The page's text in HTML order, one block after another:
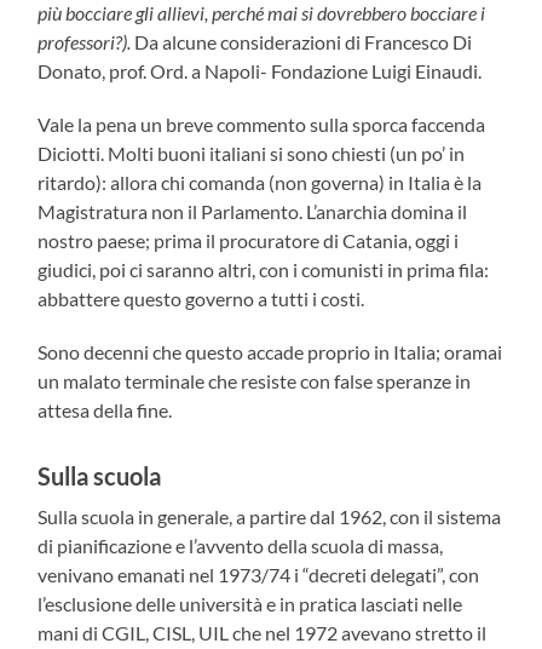
più bocciare gli allievi, perché mai si dovrebbero bocciare i
professori?). Da alcune considerazioni di Francesco Di
Donato, prof. Ord. a Napoli- Fondazione Luigi Einaudi.
Vale la pena un breve commento sulla sporca faccenda
Diciotti. Molti buoni italiani si sono chiesti (un po’ in
ritardo): allora chi comanda (non governa) in Italia è la
Magistratura non il Parlamento. L’anarchia domina il
nostro paese; prima il procuratore di Catania, oggi i
giudici, poi ci saranno altri, con i comunisti in prima fila:
abbattere questo governo a tutti i costi.
Sono decenni che questo accade proprio in Italia; oramai
un malato terminale che resiste con false speranze in
attesa della fine.
Sulla scuola
Sulla scuola in generale, a partire dal 1962, con il sistema
di pianificazione e l’avvento della scuola di massa,
venivano emanati nel 1973/74 i “decreti delegati”, con
l’esclusione delle università e in pratica lasciati nelle
mani di CGIL, CISL, UIL che nel 1972 avevano stretto il